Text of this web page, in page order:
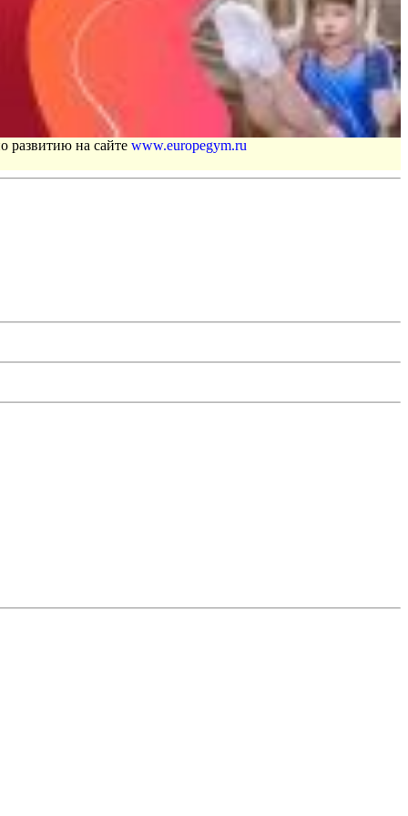
развитию на сайте www.europegym.ru